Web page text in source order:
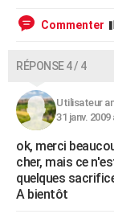
Commenter
RÉPONSE 4 / 4
Utilisateur
31 janv. 2009
ok, merci
cher, mais ce
quelques
A bientôt